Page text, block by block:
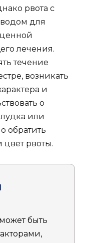
рвота с
для
лечения.
течение
возникать
и
о
или
обратить
рвоты.
быть